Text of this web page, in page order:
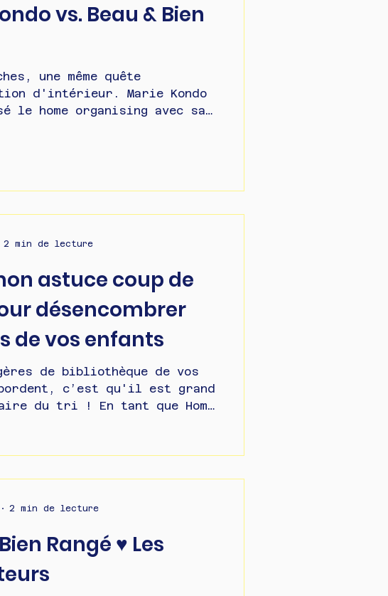
vs. Beau & Bien
une même quête
d'intérieur. Marie Kondo
le home organising avec sa
astuce coup de
désencombrer
de vos enfants
de bibliothèque de vos
c’est qu'il est grand
du tri ! En tant que Home
2 min de lecture
Rangé ♥ Les
2 min de lecture